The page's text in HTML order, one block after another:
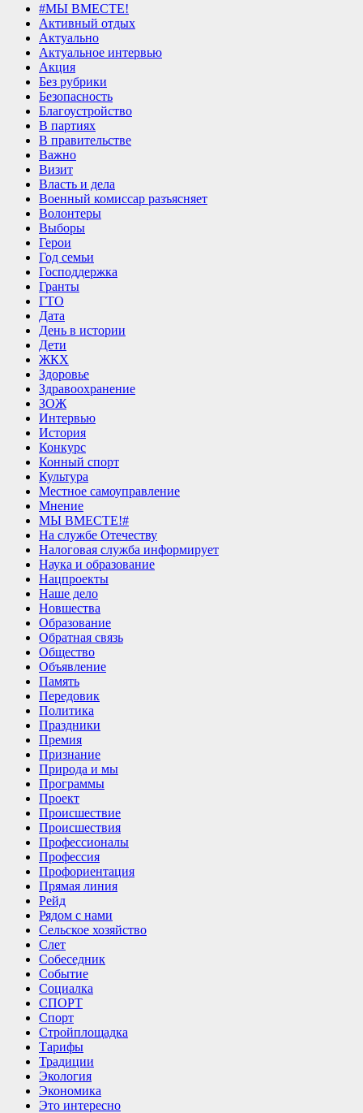
#МЫ ВМЕСТЕ!
Активный отдых
Актуально
Актуальное интервью
Акция
Без рубрики
Безопасность
Благоустройство
В партиях
В правительстве
Важно
Визит
Власть и дела
Военный комиссар разъясняет
Волонтеры
Выборы
Герои
Год семьи
Господдержка
Гранты
ГТО
Дата
День в истории
Дети
ЖКХ
Здоровье
Здравоохранение
ЗОЖ
Интервью
История
Конкурс
Конный спорт
Культура
Местное самоуправление
Мнение
МЫ ВМЕСТЕ!#
На службе Отечеству
Налоговая служба информирует
Наука и образование
Нацпроекты
Наше дело
Новшества
Образование
Обратная связь
Общество
Объявление
Память
Передовик
Политика
Праздники
Премия
Признание
Природа и мы
Программы
Проект
Происшествие
Происшествия
Профессионалы
Профессия
Профориентация
Прямая линия
Рейд
Рядом с нами
Сельское хозяйство
Слет
Собеседник
Событие
Социалка
СПОРТ
Спорт
Стройплощадка
Тарифы
Традиции
Экология
Экономика
Это интересно